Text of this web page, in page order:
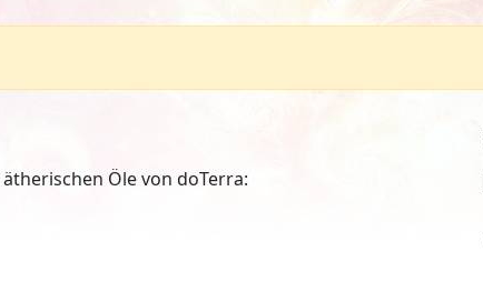
Öle von doTerra: